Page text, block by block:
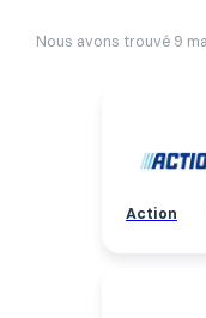
Nous avons trouvé 9
Action